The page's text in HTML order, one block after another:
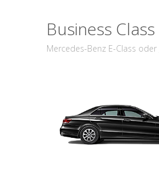
Business Class
Mercedes-Benz E-Class oder